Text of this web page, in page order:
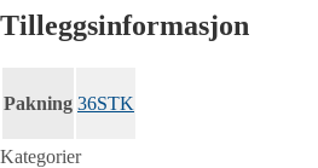
Tilleggsinformasjon
Pakning 36STK
Kategorier